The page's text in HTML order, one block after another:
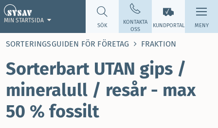
KUNDPORTAL
SÖK
KONTAKTA
OSS
MENY
MIN STARTSIDA
SORTERINGSGUIDEN FÖR FÖRETAG FRAKTION
Sorterbart UTAN gips /
mineralull / resår - max
50 % fossilt